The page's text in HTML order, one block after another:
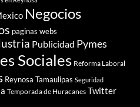
Negocios
paginas webs
Publicidad Pymes
Sociales Reforma Laboral
Reynosa Tamaulipas Seguridad
Temporada de Huracanes Twitter